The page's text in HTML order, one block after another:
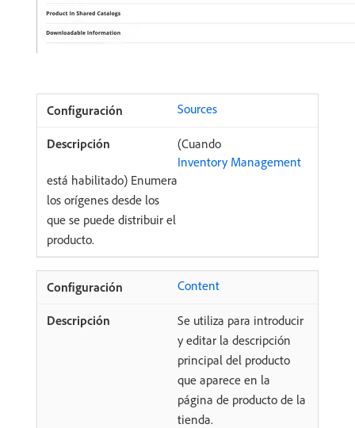
Sources
(Cuando
Inventory Management
está habilitado) Enumera
los orígenes desde los
que se puede distribuir el
producto.
Content
Se utiliza para introducir
y editar la descripción
principal del producto
que aparece en la
página de producto de la
tienda.